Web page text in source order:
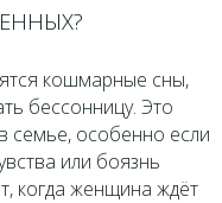
кошмарные сны,
бессонницу. Это
семье, особенно если
или боязнь
когда женщина ждёт